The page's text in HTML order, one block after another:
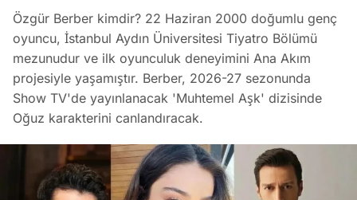
Özgür Berber kimdir? 22 Haziran 2000 doğumlu genç
oyuncu, İstanbul Aydın Üniversitesi Tiyatro Bölümü
mezunudur ve ilk oyunculuk deneyimini Ana Akım
projesiyle yaşamıştır. Berber, 2026-27 sezonunda
Show TV'de yayınlanacak 'Muhtemel Aşk' dizisinde
Oğuz karakterini canlandıracak.